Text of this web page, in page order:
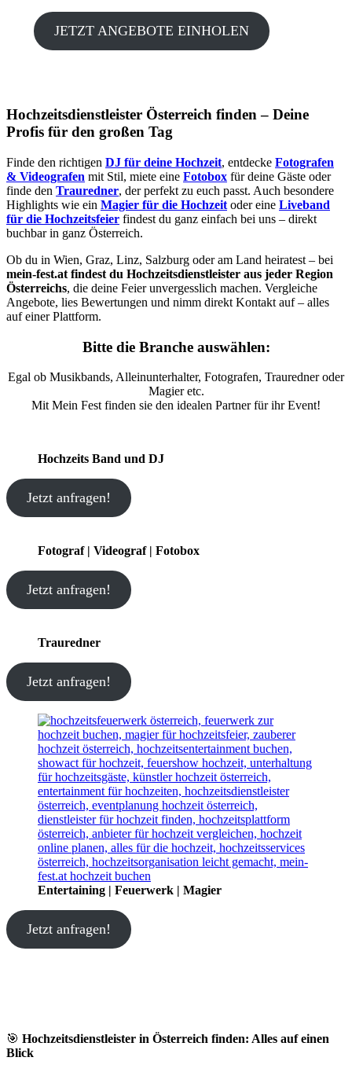
JETZT ANGEBOTE EINHOLEN
Hochzeitsdienstleister Österreich finden – Deine
Profis für den großen Tag
Finde den richtigen DJ für deine Hochzeit, entdecke Fotografen
& Videografen mit Stil, miete eine Fotobox für deine Gäste oder
finde den Trauredner, der perfekt zu euch passt. Auch besondere
Highlights wie ein Magier für die Hochzeit oder eine Liveband
für die Hochzeitsfeier findest du ganz einfach bei uns – direkt
buchbar in ganz Österreich.
Ob du in Wien, Graz, Linz, Salzburg oder am Land heiratest – bei
mein-fest.at findest du Hochzeitsdienstleister aus jeder Region
Österreichs, die deine Feier unvergesslich machen. Vergleiche
Angebote, lies Bewertungen und nimm direkt Kontakt auf – alles
auf einer Plattform.
Bitte die Branche auswählen:
Egal ob Musikbands, Alleinunterhalter, Fotografen, Trauredner oder
Magier etc.
Mit Mein Fest finden sie den idealen Partner für ihr Event!
Hochzeits Band und DJ
Jetzt anfragen!
Fotograf | Videograf | Fotobox
Jetzt anfragen!
Trauredner
Jetzt anfragen!
Entertaining | Feuerwerk | Magier
Jetzt anfragen!
🎯 Hochzeitsdienstleister in Österreich finden: Alles auf einen
Blick